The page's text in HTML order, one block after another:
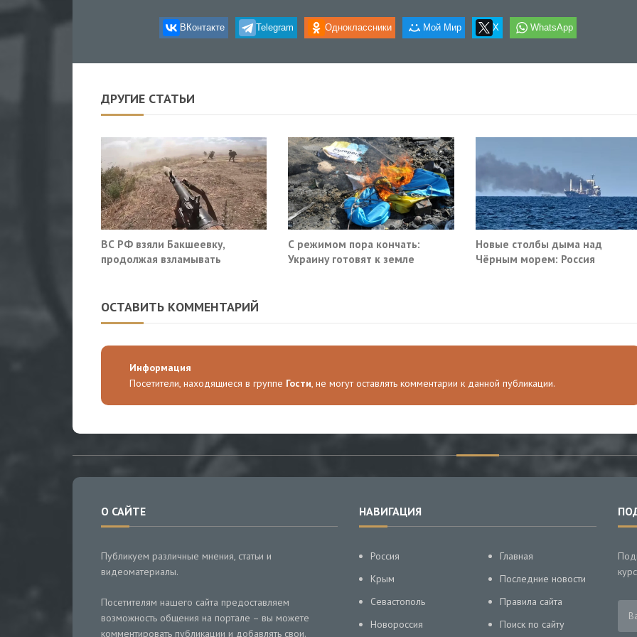
ВКонтакте Telegram Одноклассники Мой Мир X WhatsApp
ДРУГИЕ СТАТЬИ
ВС РФ взяли Бакшеевку,
продолжая взламывать
С режимом пора кончать:
Украину готовят к земле
Новые столбы дыма над
Чёрным морем: Россия
ОСТАВИТЬ КОММЕНТАРИЙ
Информация
Посетители, находящиеся в группе Гости, не могут оставлять комментарии к данной публикации.
О САЙТЕ
Публикуем различные мнения, статьи и
видеоматериалы.
Посетителям нашего сайта предоставляем
возможность общения на портале – вы можете
комментировать публикации и добавлять свои.
НАВИГАЦИЯ
Россия
Крым
Севастополь
Новороссия
Главная
Последние новости
Правила сайта
Поиск по сайту